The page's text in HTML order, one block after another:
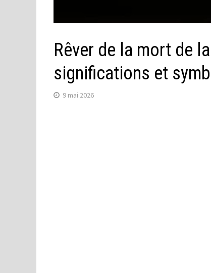
Rêver de la mort de
significations et
9 mai 2026